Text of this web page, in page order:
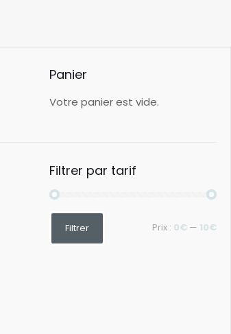
Panier
Votre panier est vide.
Filtrer par tarif
Filtrer Prix : 0€ — 10€